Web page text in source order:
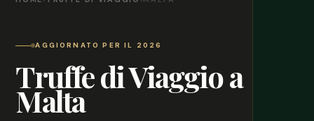
AGGIORNATO PER IL 2026
Truffe di Viaggio a
Malta